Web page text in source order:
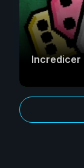
Incredicer